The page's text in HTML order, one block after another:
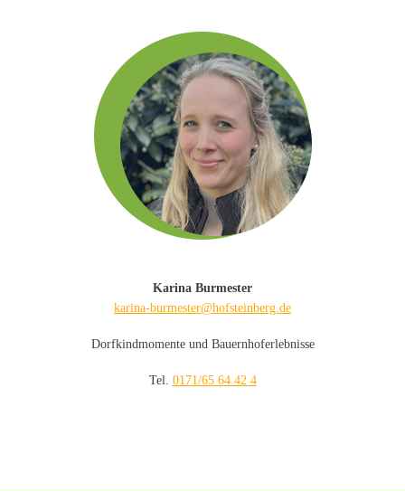
Karina Burmester
karina-burmester@hofsteinberg.de
Dorfkindmomente und Bauernhoferlebnisse
Tel. 0171/65 64 42 4